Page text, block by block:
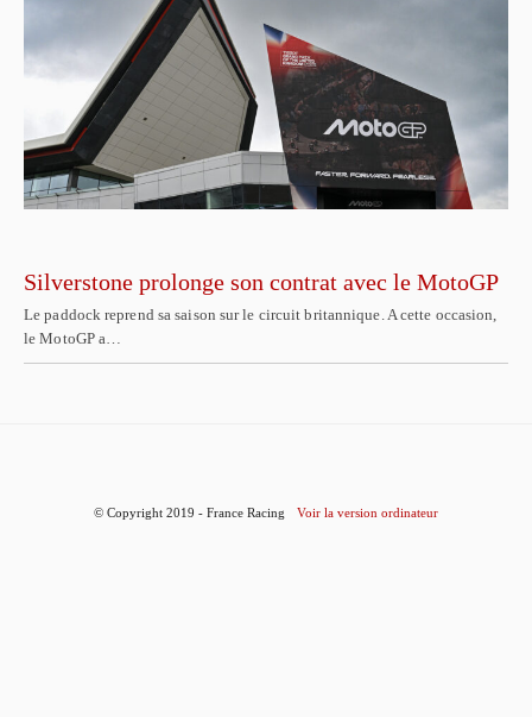
Silverstone prolonge son contrat avec le MotoGP
Le paddock reprend sa saison sur le circuit britannique. A cette occasion,
le MotoGP a…
© Copyright 2019 - France Racing Voir la version ordinateur